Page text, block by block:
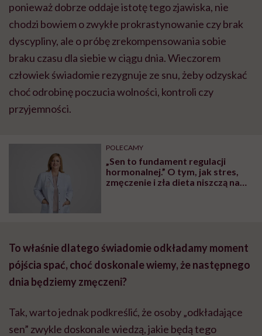
ponieważ dobrze oddaje istotę tego zjawiska, nie
chodzi bowiem o zwykłe prokrastynowanie czy brak
dyscypliny, ale o próbę zrekompensowania sobie
braku czasu dla siebie w ciągu dnia. Wieczorem
człowiek świadomie rezygnuje ze snu, żeby odzyskać
choć odrobinę poczucia wolności, kontroli czy
przyjemności.
POLECAMY
„Sen to fundament regulacji
hormonalnej.” O tym, jak stres,
zmęczenie i zła dieta niszczą nam
To właśnie dlatego świadomie odkładamy moment
pójścia spać, choć doskonale wiemy, że następnego
dnia będziemy zmęczeni?
Tak, warto jednak podkreślić, że osoby „odkładające
sen” zwykle doskonale wiedzą, jakie będą tego